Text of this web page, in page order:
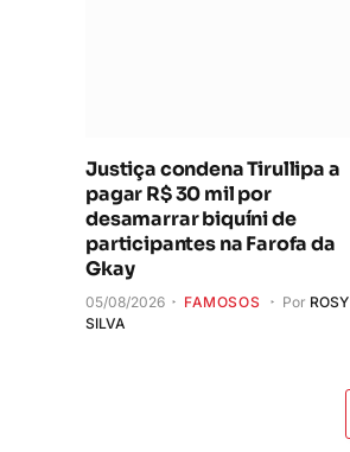
Justiça condena Tirullipa a
pagar R$ 30 mil por
desamarrar biquíni de
participantes na Farofa da
Gkay
05/08/2026 FAMOSOS Por ROSY
SILVA